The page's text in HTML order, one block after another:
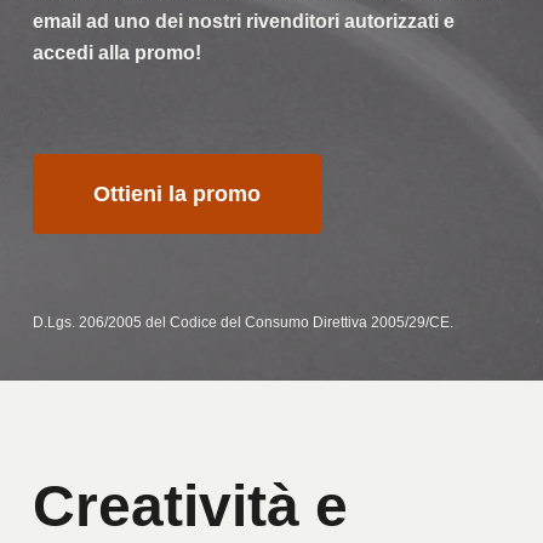
email ad uno dei nostri rivenditori autorizzati e
accedi alla promo!
Ottieni la promo
D.Lgs. 206/2005 del Codice del Consumo Direttiva 2005/29/CE.
Creatività e